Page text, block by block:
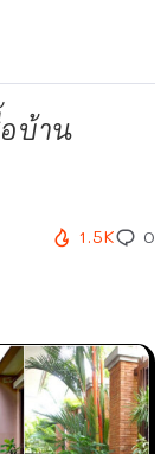
บ้าน
1.5K 0